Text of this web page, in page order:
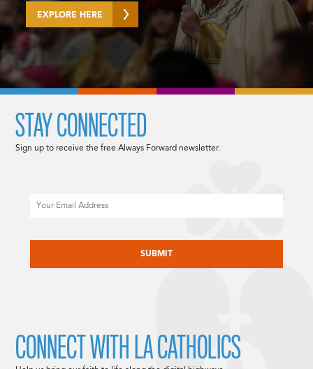
EXPLORE HERE
STAY CONNECTED
Sign up to receive the free Always Forward newsletter.
CONNECT WITH LA CATHOLICS